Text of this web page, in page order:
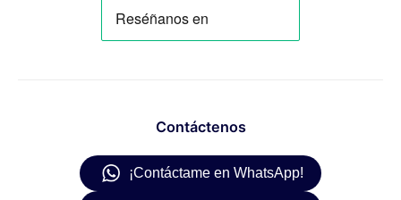
Contáctenos
¡Contáctame en WhatsApp!